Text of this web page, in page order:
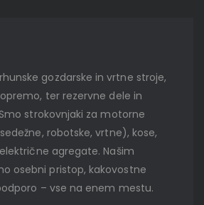
gozdarske in vrtne stroje,
ter rezervne dele in
strokovnjaki za motorne
robotske, vrtne), kose,
agregate. Našim
osebni pristop, kakovostne
– vse na enem mestu.